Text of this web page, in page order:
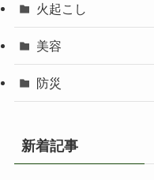
火起こし
美容
防災
新着記事